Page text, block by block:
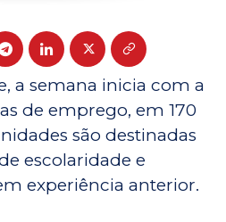
a semana inicia com a
de emprego, em 170
são destinadas
escolaridade e
experiência anterior.